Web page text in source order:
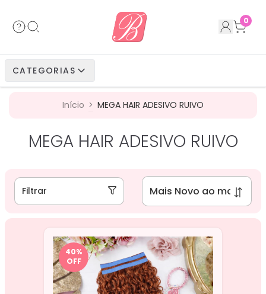
0
CATEGORIAS
Cabelos Humanos
Cabelos Bio Vegetais
Cabelos Humanos
Cabelos Bio Vegetais
Cabelos Bio Fibra
Início > MEGA HAIR ADESIVO RUIVO
MEGA HAIR ADESIVO RUIVO
Filtrar
40%
OFF